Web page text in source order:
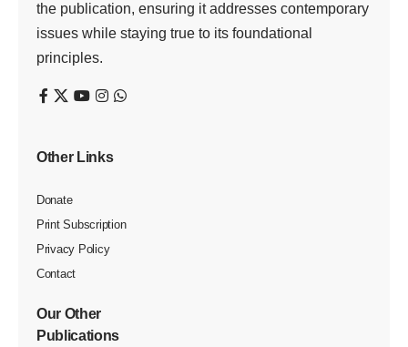
the publication, ensuring it addresses contemporary
issues while staying true to its foundational
principles.
Other Links
Donate
Print Subscription
Privacy Policy
Contact
Our Other
Publications